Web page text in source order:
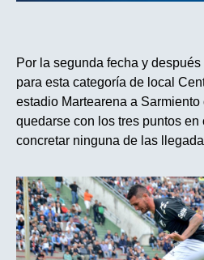
Por la segunda fecha y
para esta categoría de local
estadio Martearena a
quedarse con los tres puntos en
concretar ninguna de las